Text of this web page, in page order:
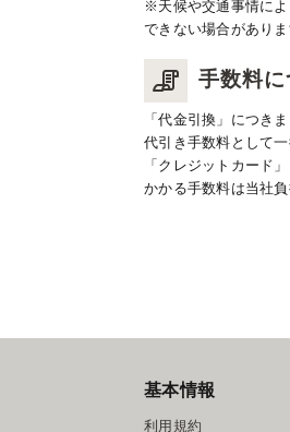
※天候や交通事情に
できない場合がありま
手数料に
「代金引換」につき
代引き手数料として
「クレジットカード
かかる手数料は当社
基本情報
利用規約